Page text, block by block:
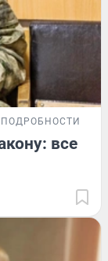
ПОДРОБНОСТИ
все